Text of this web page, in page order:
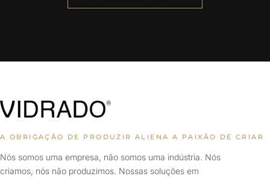
A OBRIGAÇÃO DE PRODUZIR ALIENA A PAIXÃO DE CRIAR
Nós somos uma empresa, não somos uma indústria. Nós
criamos, nós não produzimos. Nossas soluções em